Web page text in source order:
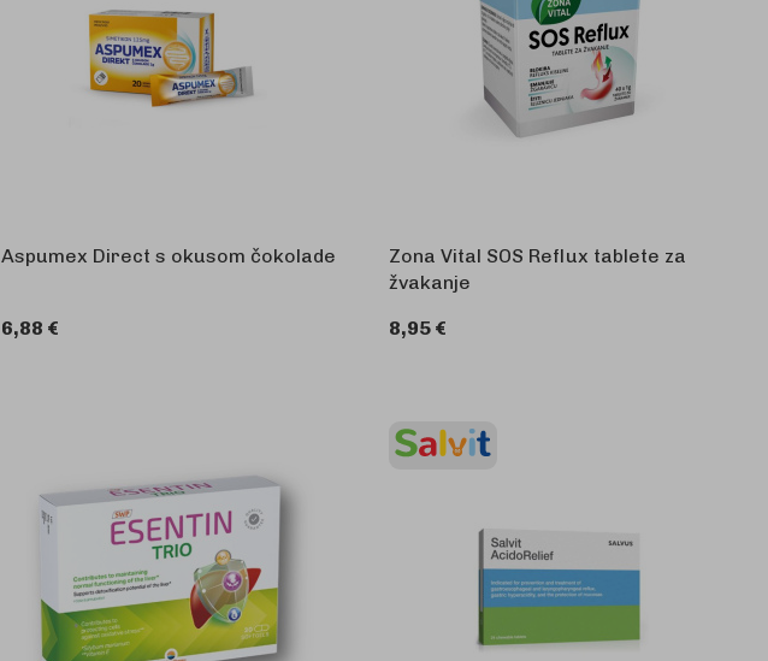
Aspumex Direct s okusom čokolade
6,88 €
Zona Vital SOS Reflux tablete za
žvakanje
8,95 €